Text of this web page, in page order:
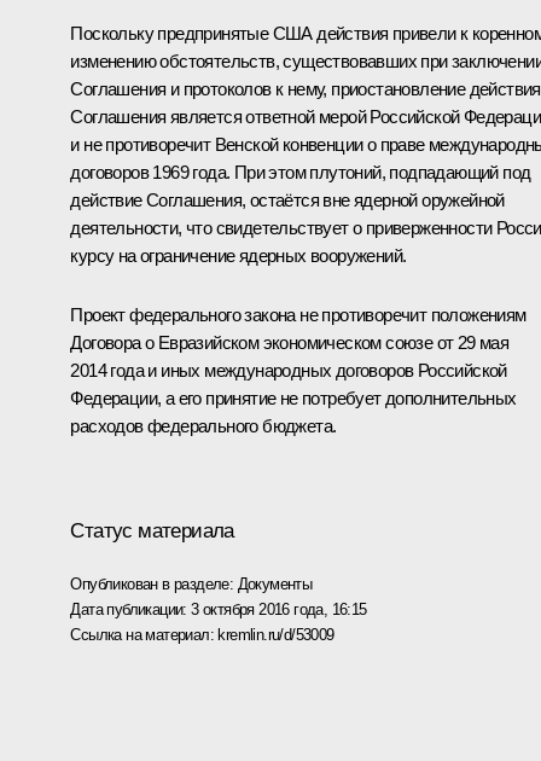
Поскольку предпринятые США действия привели к
изменению обстоятельств, существовавших при
Соглашения и протоколов к нему, приостановление действия
Соглашения является ответной мерой Российской
и не противоречит Венской конвенции о праве
договоров 1969 года. При этом плутоний, подпадающий под
действие Соглашения, остаётся вне ядерной оружейной
деятельности, что свидетельствует о приверженности
курсу на ограничение ядерных вооружений.
Проект федерального закона не противоречит положениям
Договора о Евразийском экономическом союзе от 29 мая
2014 года и иных международных договоров Российской
Федерации, а его принятие не потребует дополнительных
расходов федерального бюджета.
Статус материала
Опубликован в разделе: Документы
Дата публикации:3 октября 2016 года, 16:15
Ссылка на материал: kremlin.ru/d/53009